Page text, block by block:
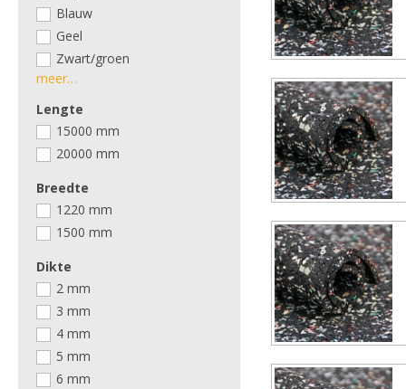
Blauw
Geel
Zwart/groen
meer…
Lengte
15000 mm
20000 mm
Breedte
1220 mm
1500 mm
Dikte
2 mm
3 mm
4 mm
5 mm
6 mm